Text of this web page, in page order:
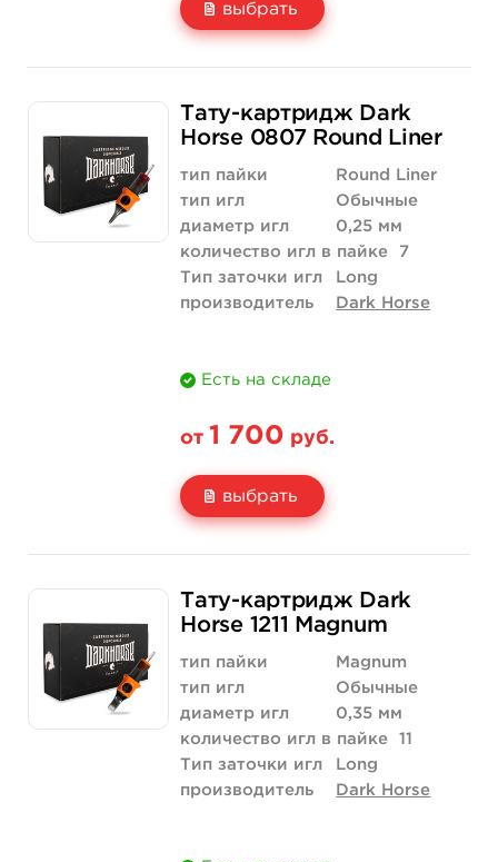
выбрать
Количество
1 870 руб.
купить
Тату-картридж Dark
Horse 0807 Round Liner
тип пайки
Round Liner
тип игл
Обычные
диаметр игл
0,25 мм
количество игл в пайке
7
Тип заточки игл
Long
производитель
Dark Horse
Есть на складе
от 1 700 руб.
выбрать
Количество
1 700 руб.
купить
Тату-картридж Dark
Horse 1211 Magnum
тип пайки
Magnum
тип игл
Обычные
диаметр игл
0,35 мм
количество игл в пайке
11
Тип заточки игл
Long
производитель
Dark Horse